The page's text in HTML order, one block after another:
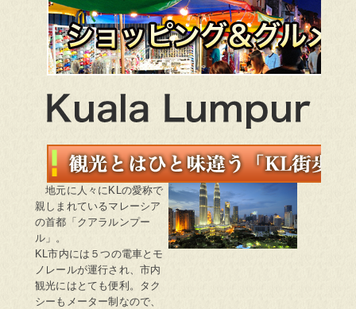
ショッピング&グルメ
Kuala Lumpur クアラルンプール
観光とはひと味違う「KL街歩き術」。
地元に人々にKLの愛称で
親しまれているマレーシア
の首都「クアラルンプー
ル」。
KL市内には５つの電車とモ
ノレールが運行され、市内
観光にはとても便利。タク
シーもメーター制なので、